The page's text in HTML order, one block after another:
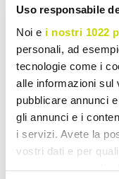
Uso responsabile
Noi e i nostri 1022
personali, ad
tecnologie come i
alle informazioni sul
pubblicare annunci
gli annunci e i
i servizi. Avete la
vostri dati e per